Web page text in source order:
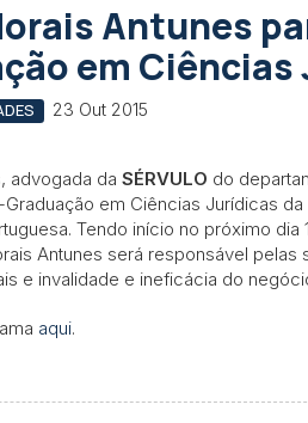
Antunes
em
23 Out 2015
advogada da SÉRVULO do
em Ciências Jurídicas
Tendo início no próximo
Antunes será responsável
e invalidade e ineficácia do
aqui.